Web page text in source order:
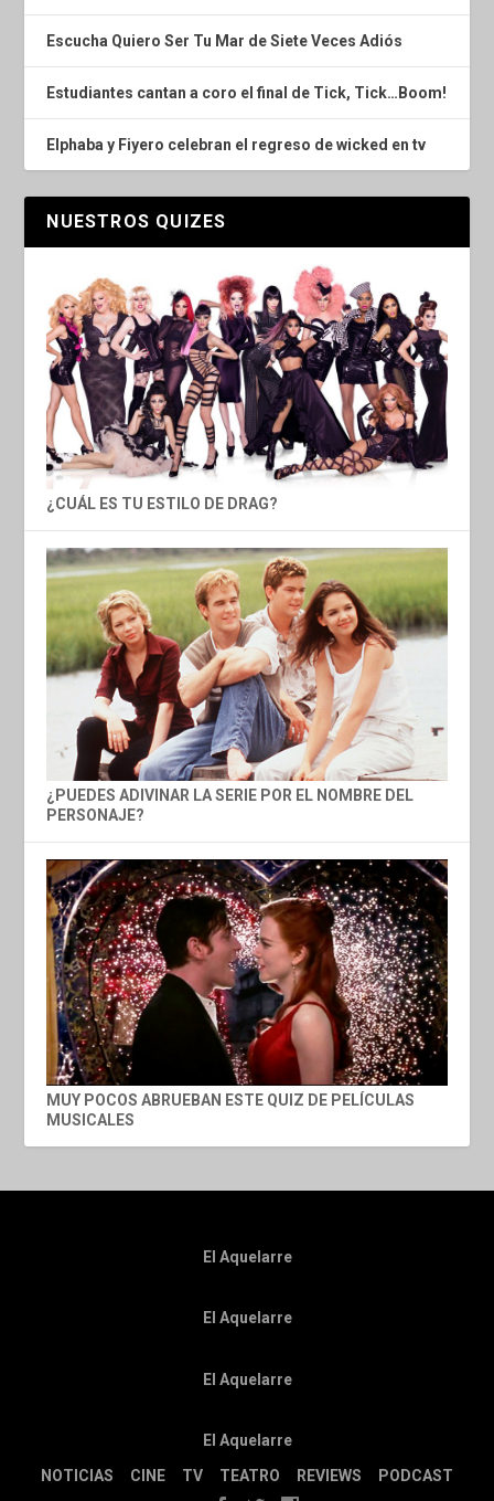
Escucha Quiero Ser Tu Mar de Siete Veces Adiós
Estudiantes cantan a coro el final de Tick, Tick…Boom!
Elphaba y Fiyero celebran el regreso de wicked en tv
NUESTROS QUIZES
¿CUÁL ES TU ESTILO DE DRAG?
¿PUEDES ADIVINAR LA SERIE POR EL NOMBRE DEL
PERSONAJE?
MUY POCOS ABRUEBAN ESTE QUIZ DE PELÍCULAS
MUSICALES
El Aquelarre
El Aquelarre
El Aquelarre
El Aquelarre
NOTICIAS
CINE TV TEATRO REVIEWS PODCAST